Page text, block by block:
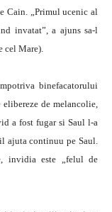
Cain. „Primul ucenic al
invatat”, a ajuns sa-l
cel Mare).
binefacatorului
de melancolie,
a fost fugar si Saul l-a
ajuta continuu pe Saul.
invidia este „felul de